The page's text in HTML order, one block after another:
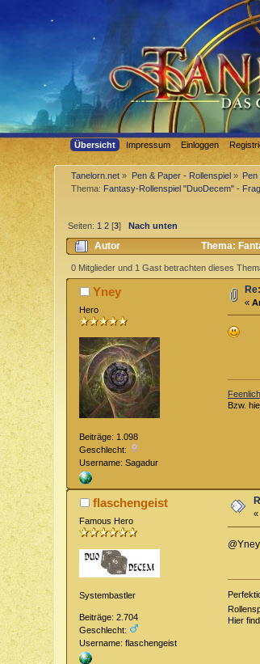
Übersicht Impressum Einloggen
Tanelorn.net » Pen & Paper - Rollenspiel» Pen
Thema: Fantasy-Rollenspiel "DuoDecem" -
Seiten: 1 2 [3]Nach unten
Autor Thema:
0 Mitglieder und 1 Gast betrachten dieses
Yney
Hero
Beiträge: 1.098
Geschlecht:
Username: Sagadur
«
Bzw.
flaschengeist
Famous Hero
Systembastler
Beiträge: 2.704
Geschlecht:
Username: flaschengeist
Hier